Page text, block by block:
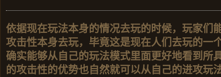
依据现在玩法本身的情况去玩的时候，玩家们
攻击性本身去玩，毕竟这是现在人们去玩的一
确实能够从自己的玩法模式里面更好地看到所
的攻击性的优势也自然就可以从自己的进攻玩